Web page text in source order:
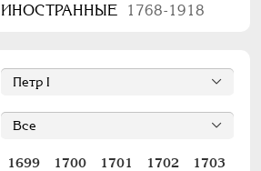
#675 (R1)
ИНОСТРАННЫЕ
1768-1918
1699 1700 1701 1702
1703